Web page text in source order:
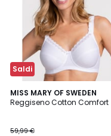
Saldi
MISS MARY OF SWEDEN
Reggiseno Cotton Comfort
59,99 €
4,2
/ 5
2
Colori